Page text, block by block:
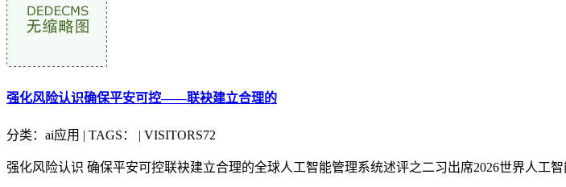
强化风险认识确保平安可控——联袂建立合理的
分类：ai应用 | TAGS： | VISITORS72
强化风险认识 确保平安可控联袂建立合理的全球人工智能管理系统述评之二习出席2026世界人工